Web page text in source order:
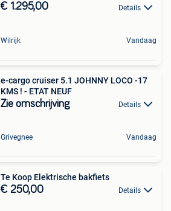
€ 1.295,00 Details
Wilrijk Vandaag
e-cargo cruiser 5.1 JOHNNY LOCO -17
KMS ! - ETAT NEUF
Zie omschrijving Details
Grivegnee Vandaag
Te Koop Elektrische bakfiets
€ 250,00 Details